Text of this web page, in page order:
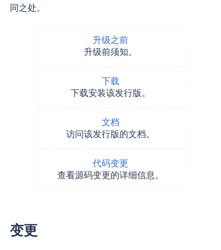
同之处。
升级之前
升级前须知。
下载
下载安装该发行版。
文档
访问该发行版的文档。
代码变更
查看源码变更的详细信息。
变更